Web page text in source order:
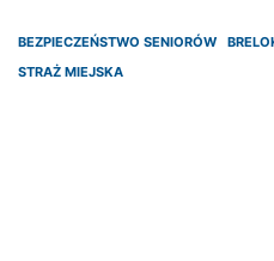
BEZPIECZEŃSTWO SENIORÓW
STRAŻ MIEJSKA